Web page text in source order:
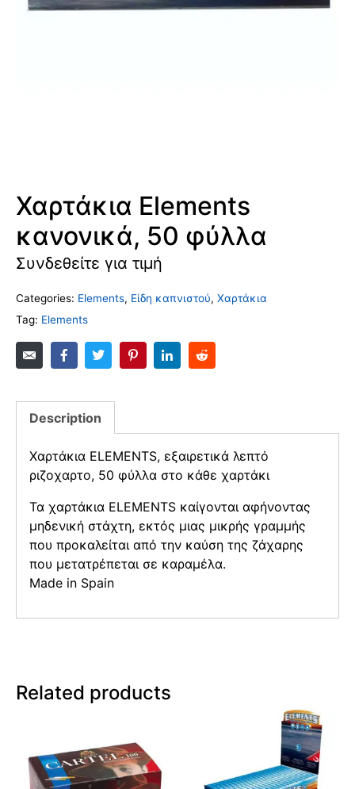
Χαρτάκια Elements
κανονικά, 50 φύλλα
Συνδεθείτε για τιμή
Categories: Elements, Είδη καπνιστού, Χαρτάκια
Tag: Elements
Description
Χαρτάκια ELEMENTS, εξαιρετικά λεπτό
ριζοχαρτο, 50 φύλλα στο κάθε χαρτάκι
Τα χαρτάκια ELEMENTS καίγονται αφήνοντας
μηδενική στάχτη, εκτός μιας μικρής γραμμής
που προκαλείται από την καύση της ζάχαρης
που μετατρέπεται σε καραμέλα.
Μade in Spain
Related products